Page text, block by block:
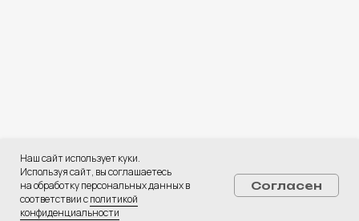
Услуги:
CPA Недвижимость
Digital-реклама
Наш сайт использует куки.
Используя сайт, вы соглашаетесь
на обработку персональных данных в
соответствии сполитикой
конфиденциальности
Согласен